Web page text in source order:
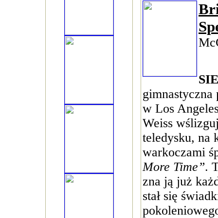
w Los
Weiss
teledysku, na
warkoczami
More Time”.
zna ją już
stał się